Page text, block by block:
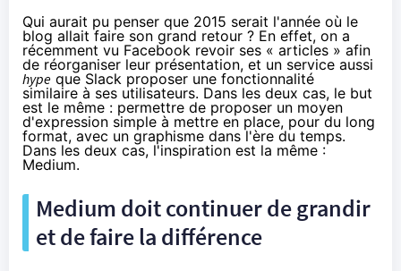
Qui aurait pu penser que 2015 serait l'année où le
blog allait faire son grand retour ? En effet, on a
récemment vu Facebook revoir ses « articles » afin
de réorganiser leur présentation, et un service aussi
hype que Slack proposer une fonctionnalité
similaire à ses utilisateurs. Dans les deux cas, le but
est le même : permettre de proposer un moyen
d'expression simple à mettre en place, pour du long
format, avec un graphisme dans l'ère du temps.
Dans les deux cas, l'inspiration est la même :
Medium.
Medium doit continuer de grandir
et de faire la différence